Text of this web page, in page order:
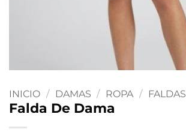
INICIO / DAMAS / ROPA / FALDAS
Falda De Dama